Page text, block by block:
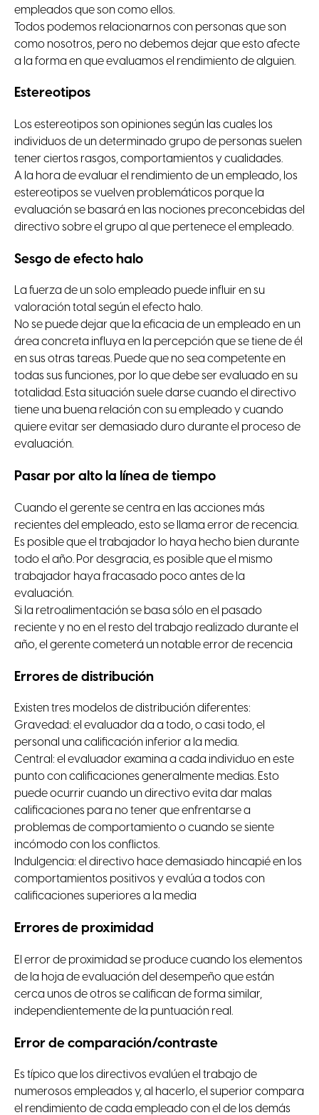
empleados que son como ellos.
Todos podemos relacionarnos con personas que son
como nosotros, pero no debemos dejar que esto afecte
a la forma en que evaluamos el rendimiento de alguien.
Estereotipos
Los estereotipos son opiniones según las cuales los
individuos de un determinado grupo de personas suelen
tener ciertos rasgos, comportamientos y cualidades.
A la hora de evaluar el rendimiento de un empleado, los
estereotipos se vuelven problemáticos porque la
evaluación se basará en las nociones preconcebidas del
directivo sobre el grupo al que pertenece el empleado.
Sesgo de efecto halo
La fuerza de un solo empleado puede influir en su
valoración total según el efecto halo.
No se puede dejar que la eficacia de un empleado en un
área concreta influya en la percepción que se tiene de él
en sus otras tareas. Puede que no sea competente en
todas sus funciones, por lo que debe ser evaluado en su
totalidad. Esta situación suele darse cuando el directivo
tiene una buena relación con su empleado y cuando
quiere evitar ser demasiado duro durante el proceso de
evaluación.
Pasar por alto la línea de tiempo
Cuando el gerente se centra en las acciones más
recientes del empleado, esto se llama error de recencia.
Es posible que el trabajador lo haya hecho bien durante
todo el año. Por desgracia, es posible que el mismo
trabajador haya fracasado poco antes de la
evaluación.
Si la retroalimentación se basa sólo en el pasado
reciente y no en el resto del trabajo realizado durante el
año, el gerente cometerá un notable error de recencia
Errores de distribución
Existen tres modelos de distribución diferentes:
Gravedad: el evaluador da a todo, o casi todo, el
personal una calificación inferior a la media.
Central: el evaluador examina a cada individuo en este
punto con calificaciones generalmente medias. Esto
puede ocurrir cuando un directivo evita dar malas
calificaciones para no tener que enfrentarse a
problemas de comportamiento o cuando se siente
incómodo con los conflictos.
Indulgencia: el directivo hace demasiado hincapié en los
comportamientos positivos y evalúa a todos con
calificaciones superiores a la media
Errores de proximidad
El error de proximidad se produce cuando los elementos
de la hoja de evaluación del desempeño que están
cerca unos de otros se califican de forma similar,
independientemente de la puntuación real.
Error de comparación/contraste
Es típico que los directivos evalúen el trabajo de
numerosos empleados y, al hacerlo, el superior compara
el rendimiento de cada empleado con el de los demás